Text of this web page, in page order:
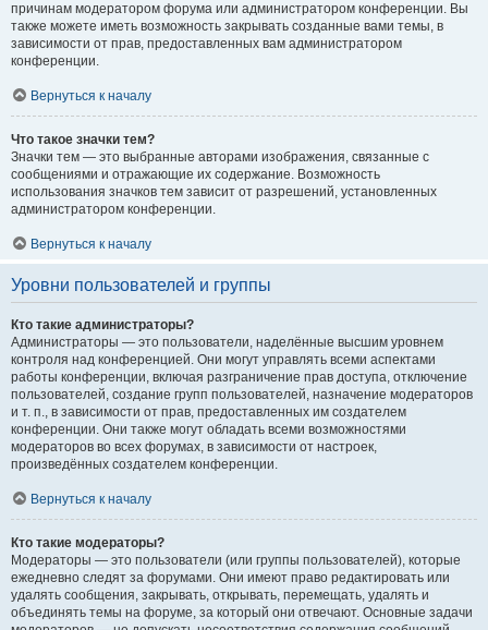
причинам модератором форума или администратором конференции. Вы
также можете иметь возможность закрывать созданные вами темы, в
зависимости от прав, предоставленных вам администратором
конференции.
Вернуться к началу
Что такое значки тем?
Значки тем — это выбранные авторами изображения, связанные с
сообщениями и отражающие их содержание. Возможность
использования значков тем зависит от разрешений, установленных
администратором конференции.
Вернуться к началу
Уровни пользователей и группы
Кто такие администраторы?
Администраторы — это пользователи, наделённые высшим уровнем
контроля над конференцией. Они могут управлять всеми аспектами
работы конференции, включая разграничение прав доступа, отключение
пользователей, создание групп пользователей, назначение модераторов
и т. п., в зависимости от прав, предоставленных им создателем
конференции. Они также могут обладать всеми возможностями
модераторов во всех форумах, в зависимости от настроек,
произведённых создателем конференции.
Вернуться к началу
Кто такие модераторы?
Модераторы — это пользователи (или группы пользователей), которые
ежедневно следят за форумами. Они имеют право редактировать или
удалять сообщения, закрывать, открывать, перемещать, удалять и
объединять темы на форуме, за который они отвечают. Основные задачи